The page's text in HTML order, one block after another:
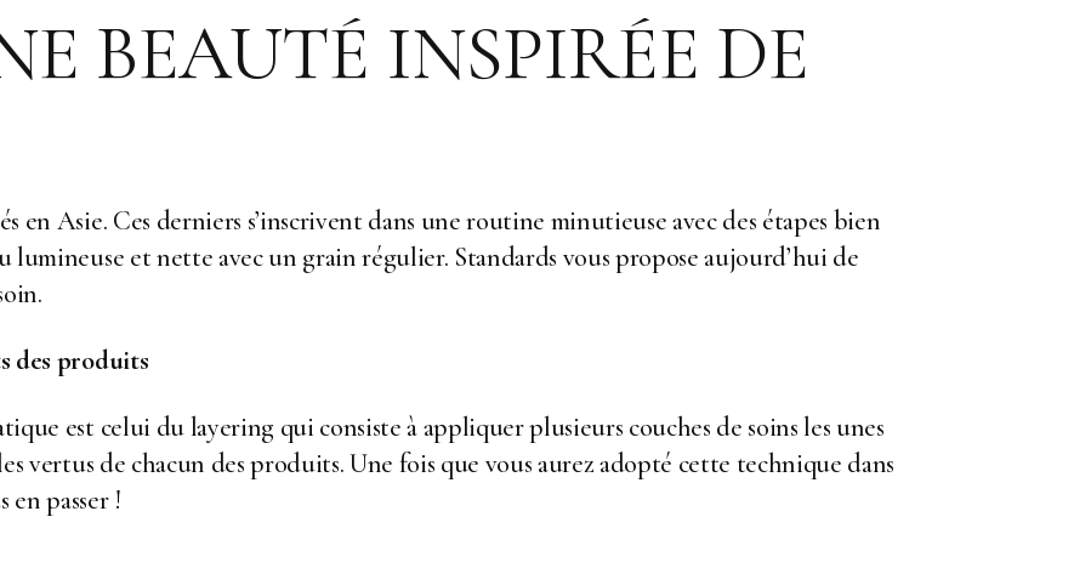
BEAUTÉ INSPIRÉE DE
en Asie. Ces derniers s’inscrivent dans une routine minutieuse avec des étapes bien
lumineuse et nette avec un grain régulier. Standards vous propose aujourd’hui de
des produits
est celui du layering qui consiste à appliquer plusieurs couches de soins les unes
vertus de chacun des produits. Une fois que vous aurez adopté cette technique dans
passer !